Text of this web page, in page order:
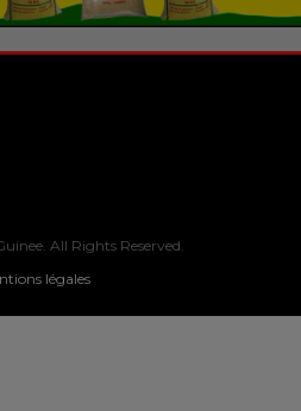
All Rights Reserved.
légales